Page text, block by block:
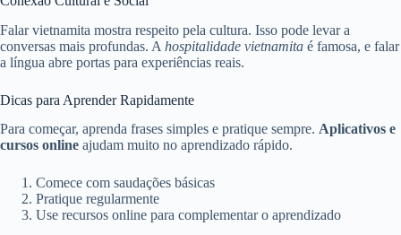
Falar vietnamita mostra respeito pela cultura. Isso pode levar a
conversas mais profundas. A hospitalidade vietnamita é famosa, e falar
a língua abre portas para experiências reais.
Dicas para Aprender Rapidamente
Para começar, aprenda frases simples e pratique sempre. Aplicativos e
cursos online ajudam muito no aprendizado rápido.
Comece com saudações básicas
Pratique regularmente
Use recursos online para complementar o aprendizado